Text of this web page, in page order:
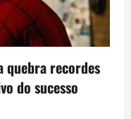
quebra recordes
do sucesso